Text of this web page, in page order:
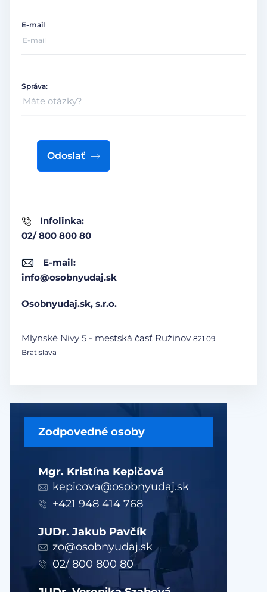
Zodpovedné osoby
Mgr. Kristína Kepičová
kepicova@osobnyudaj.sk
+421 948 414 768
JUDr. Jakub Pavčík
zo@osobnyudaj.sk
02/ 800 800 80
Infolinka:
02/ 800 800 80
E-mail:
info@osobnyudaj.sk
Osobnyudaj.sk, s.r.o.
Mlynské Nivy 5 - mestská časť Ružinov 821 09
Bratislava
E-mail
Správa:
Odoslať